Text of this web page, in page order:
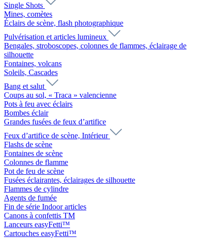
Single Shots
Mines, comètes
Éclairs de scène, flash photographique
Pulvérisation et articles lumineux
Bengales, stroboscopes, colonnes de flammes, éclairage de
silhouette
Fontaines, volcans
Soleils, Cascades
Bang et salut
Coups au sol, « Traca » valencienne
Pots à feu avec éclairs
Bombes éclair
Grandes fusées de feux d’artifice
Feux d’artifice de scène, Intérieur
Flashs de scène
Fontaines de scène
Colonnes de flamme
Pot de feu de scène
Fusées éclairantes, éclairages de silhouette
Flammes de cylindre
Agents de fumée
Fin de série Indoor articles
Canons à confettis TM
Lanceurs easyFetti™
Cartouches easyFetti™